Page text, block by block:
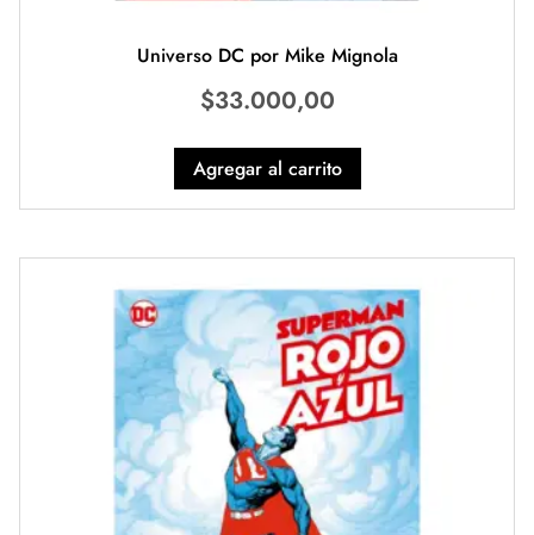
Universo DC por Mike Mignola
$33.000,00
Agregar al carrito